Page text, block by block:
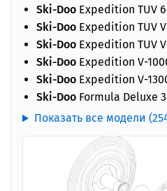
Ski-Doo Expedition TUV
Ski-Doo Expedition TUV
Ski-Doo Expedition TUV
Ski-Doo Expedition V-
Ski-Doo Expedition V-
Ski-Doo Formula Deluxe
Показать все модели